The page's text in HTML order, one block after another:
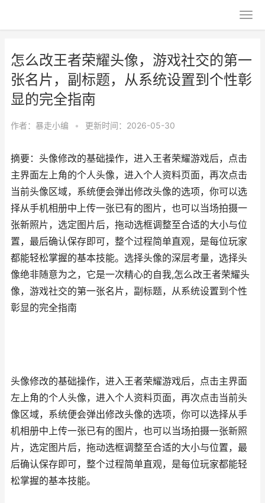
怎么改王者荣耀头像，游戏社交的第一
张名片，副标题，从系统设置到个性彰
显的完全指南
作者： 暴走小编 • 更新时间：2026-05-30
摘要：头像修改的基础操作，进入王者荣耀游戏后，点击
主界面左上角的个人头像，进入个人资料页面，再次点击
当前头像区域，系统便会弹出修改头像的选项，你可以选
择从手机相册中上传一张已有的图片，也可以当场拍摄一
张新照片，选定图片后，拖动选框调整至合适的大小与位
置，最后确认保存即可，整个过程简单直观，是每位玩家
都能轻松掌握的基本技能。选择头像的深层考量，选择头
像绝非随意为之，它是一次精心的自我,怎么改王者荣耀头
像，游戏社交的第一张名片，副标题，从系统设置到个性
彰显的完全指南
头像修改的基础操作，进入王者荣耀游戏后，点击主界面
左上角的个人头像，进入个人资料页面，再次点击当前头
像区域，系统便会弹出修改头像的选项，你可以选择从手
机相册中上传一张已有的图片，也可以当场拍摄一张新照
片，选定图片后，拖动选框调整至合适的大小与位置，最
后确认保存即可，整个过程简单直观，是每位玩家都能轻
松掌握的基本技能。